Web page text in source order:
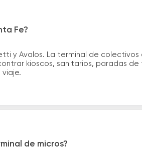
Fe?
y Avalos. La terminal de
kioscos, sanitarios, paradas
de micros?